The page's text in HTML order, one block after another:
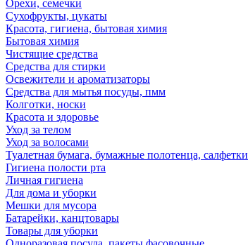
Орехи, семечки
Сухофрукты, цукаты
Красота, гигиена, бытовая химия
Бытовая химия
Чистящие средства
Средства для стирки
Освежители и ароматизаторы
Средства для мытья посуды, пмм
Колготки, носки
Красота и здоровье
Уход за телом
Уход за волосами
Туалетная бумага, бумажные полотенца, салфетки
Гигиена полости рта
Личная гигиена
Для дома и уборки
Мешки для мусора
Батарейки, канцтовары
Товары для уборки